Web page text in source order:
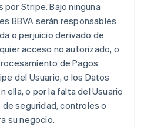
Stripe. Bajo ninguna
BBVA serán responsables
o perjuicio derivado de
acceso no autorizado, o
de Pagos
del Usuario, o los Datos
ella, o por la falta del Usuario
seguridad, controles o
su negocio.